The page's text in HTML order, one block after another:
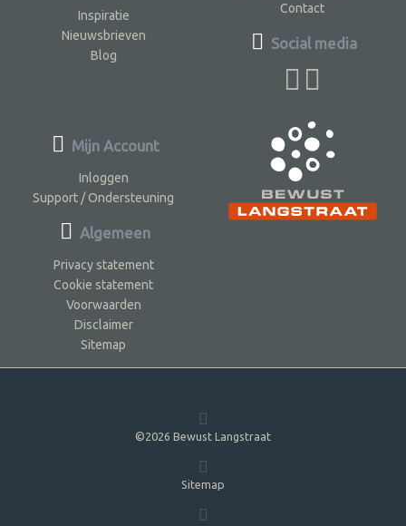
Inspiratie
Nieuwsbrieven
Blog
Contact
Social media
Mijn Account
Inloggen
Support / Ondersteuning
Algemeen
Privacy statement
Cookie statement
Voorwaarden
Disclaimer
Sitemap
©2026 Bewust Langstraat
Sitemap